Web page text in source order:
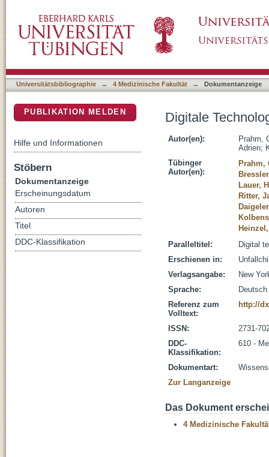
Universitätsbibliographie → 4 Medizinische Fakultät → Dokumentanzeige
Digitale
Autor(en):
Prahm,
Adrien;
Tübinger
Autor(en):
Prahm,
Lauer,
Ritter,
Paralleltitel:
Digital
Erschienen in:
Verlagsangabe:
New
Sprache:
Deutsch
Referenz zum
Volltext:
http://
ISSN:
2731-
DDC-
Klassifikation:
610 -
Dokumentart:
Zur Langanzeige
Das Dokument
4 Medizinische
PUBLIKATION MELDEN
Hilfe und Informationen
Stöbern
Dokumentanzeige
Erscheinungsdatum
Autoren
Titel
DDC-Klassifikation